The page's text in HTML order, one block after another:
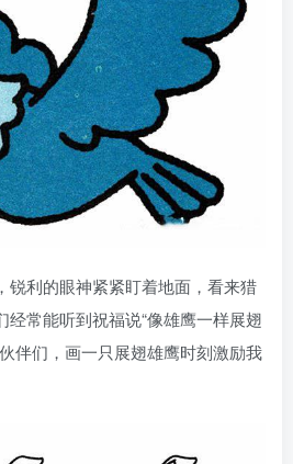
锐利的眼神紧紧盯着地面，看来猎
常能听到祝福说“像雄鹰一样展翅
伴们，画一只展翅雄鹰时刻激励我